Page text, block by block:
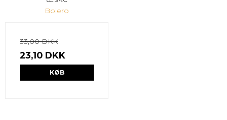
Bolero
33,00 DKK
23,10 DKK
KØB